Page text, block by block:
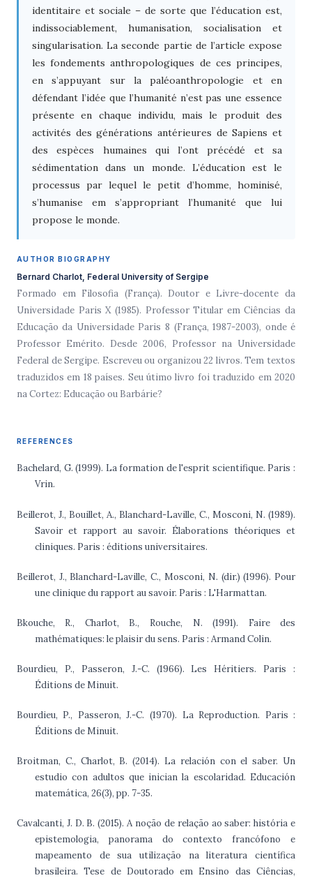
identitaire et sociale – de sorte que l’éducation est,
indissociablement, humanisation, socialisation et
singularisation. La seconde partie de l’article expose
les fondements anthropologiques de ces principes,
en s’appuyant sur la paléoanthropologie et en
défendant l’idée que l’humanité n’est pas une essence
présente en chaque individu, mais le produit des
activités des générations antérieures de Sapiens et
des espèces humaines qui l’ont précédé et sa
sédimentation dans un monde. L’éducation est le
processus par lequel le petit d’homme, hominisé,
s’humanise em s’appropriant l’humanité que lui
propose le monde.
AUTHOR BIOGRAPHY
Bernard Charlot, Federal University of Sergipe
Formado em Filosofia (França). Doutor e Livre-docente da
Universidade Paris X (1985). Professor Titular em Ciências da
Educação da Universidade Paris 8 (França, 1987-2003), onde é
Professor Emérito. Desde 2006, Professor na Universidade
Federal de Sergipe. Escreveu ou organizou 22 livros. Tem textos
traduzidos em 18 países. Seu útimo livro foi traduzido em 2020
na Cortez: Educação ou Barbárie?
REFERENCES
Bachelard, G. (1999). La formation de l'esprit scientifique. Paris :
Vrin.
Beillerot, J., Bouillet, A., Blanchard-Laville, C., Mosconi, N. (1989).
Savoir et rapport au savoir. Élaborations théoriques et
cliniques. Paris : éditions universitaires.
Beillerot, J., Blanchard-Laville, C., Mosconi, N. (dir.) (1996). Pour
une clinique du rapport au savoir. Paris : L'Harmattan.
Bkouche, R., Charlot, B., Rouche, N. (1991). Faire des
mathématiques: le plaisir du sens. Paris : Armand Colin.
Bourdieu, P., Passeron, J.-C. (1966). Les Héritiers. Paris :
Éditions de Minuit.
Bourdieu, P., Passeron, J.-C. (1970). La Reproduction. Paris :
Éditions de Minuit.
Broitman, C., Charlot, B. (2014). La relación con el saber. Un
estudio con adultos que inician la escolaridad. Educación
matemática, 26(3), pp. 7-35.
Cavalcanti, J. D. B. (2015). A noção de relação ao saber: história e
epistemologia, panorama do contexto francófono e
mapeamento de sua utilização na literatura científica
brasileira. Tese de Doutorado em Ensino das Ciências,